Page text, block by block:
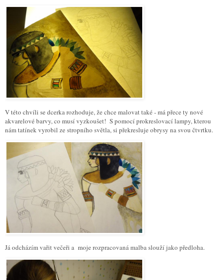
V této chvíli se dcerka rozhoduje, že chce malovat také - má přece ty nové
akvarelové barvy, co musí vyzkoušet! S pomocí prokreslovací lampy, kterou
nám tatínek vyrobil ze stropního světla, si překresluje obrysy na svou čtvrtku.
Já odcházím vařit večeři a moje rozpracovaná malba slouží jako předloha.